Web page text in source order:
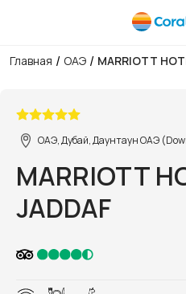
Главная / ОАЭ / MARRIOTT
ОАЭ, Дубай, Даунтаун ОАЭ
MARRIOTT
JADDAF